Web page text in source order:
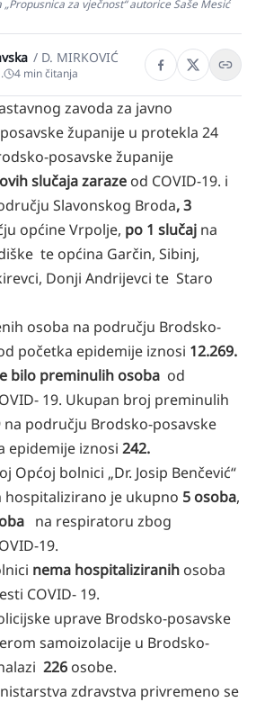
za vječnost“ autorice Saše Mesić
/ D. MIRKOVIĆ
4 min čitanja
zavoda za javno
županije u protekla 24
posavske županije
slučaja zaraze od COVID-19. i
Slavonskog Broda, 3
općine Vrpolje, po 1 slučaj na
te općina Garčin, Sibinj,
Donji Andrijevci te Staro
osoba na području Brodsko-
početka epidemije iznosi 12.269.
bilo preminulih osoba od
19. Ukupan broj preminulih
na području Brodsko-posavske
epidemije iznosi 242.
Općoj bolnici „Dr. Josip Benčević“
hospitalizirano je ukupno 5 osoba,
na respiratoru zbog
19.
nema hospitaliziranih osoba
COVID- 19.
uprave Brodsko-posavske
samoizolacije u Brodsko-
226 osobe.
zdravstva privremeno se